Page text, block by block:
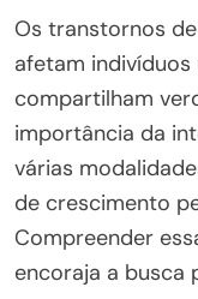
Os transtornos
afetam indivíduos
compartilham
importância da
várias
de crescimento
Compreender
encoraja a busca